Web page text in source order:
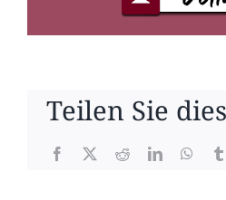
Teilen Sie
Facebook
X RedditLinkedIn